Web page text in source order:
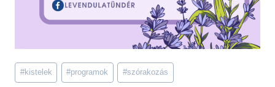
Post
Tags:
#kistelek #programok #szórakozás